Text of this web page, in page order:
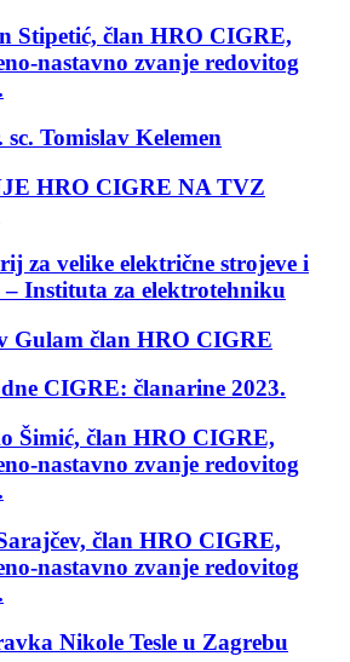
Stipetić, član HRO CIGRE,
nastavno zvanje redovitog
Tomislav Kelemen
HRO CIGRE NA TVZ
za velike električne strojeve i
Instituta za elektrotehniku
Gulam član HRO CIGRE
CIGRE: članarine 2023.
Šimić, član HRO CIGRE,
nastavno zvanje redovitog
član HRO CIGRE,
nastavno zvanje redovitog
Nikole Tesle u Zagrebu